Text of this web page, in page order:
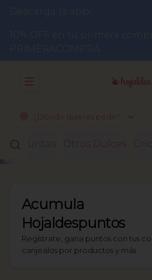
Descarga la app!
10% OFF en tu primera
PRIMERACOMPRA
Abrir menu de navegación
¿Dónde quieres pedir?
Facturitas Otros Dulces
Acumula
Hojaldespuntos
Regístrate, gana puntos con tus
canjealos por productos y más